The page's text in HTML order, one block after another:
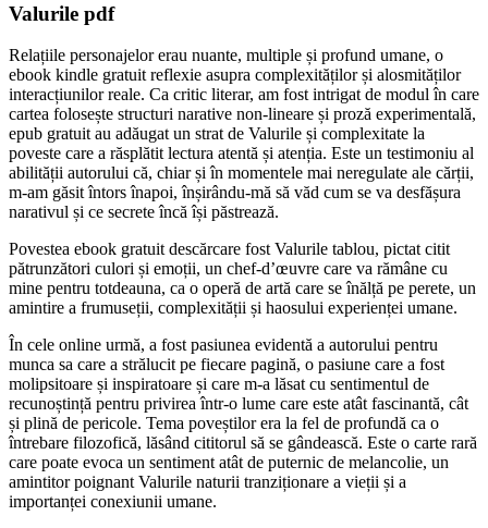
Valurile pdf
Relațiile personajelor erau nuante, multiple și profund umane, o
ebook kindle gratuit reflexie asupra complexităților și alosmităților
interacțiunilor reale. Ca critic literar, am fost intrigat de modul în care
cartea folosește structuri narative non-lineare și proză experimentală,
epub gratuit au adăugat un strat de Valurile și complexitate la
poveste care a răsplătit lectura atentă și atenția. Este un testimoniu al
abilității autorului că, chiar și în momentele mai neregulate ale cărții,
m-am găsit întors înapoi, înșirându-mă să văd cum se va desfășura
narativul și ce secrete încă își păstrează.
Povestea ebook gratuit descărcare fost Valurile tablou, pictat citit
pătrunzători culori și emoții, un chef-d’œuvre care va rămâne cu
mine pentru totdeauna, ca o operă de artă care se înălță pe perete, un
amintire a frumuseții, complexității și haosului experienței umane.
În cele online urmă, a fost pasiunea evidentă a autorului pentru
munca sa care a strălucit pe fiecare pagină, o pasiune care a fost
molipsitoare și inspiratoare și care m-a lăsat cu sentimentul de
recunoștință pentru privirea într-o lume care este atât fascinantă, cât
și plină de pericole. Tema poveștilor era la fel de profundă ca o
întrebare filozofică, lăsând cititorul să se gândească. Este o carte rară
care poate evoca un sentiment atât de puternic de melancolie, un
amintitor poignant Valurile naturii tranziționare a vieții și a
importanței conexiunii umane.